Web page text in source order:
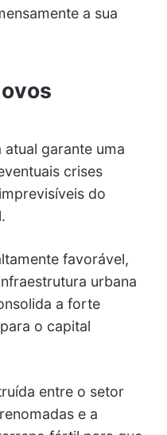
a sua
garante uma
crises
do
favorável,
urbana
a forte
o capital
entre o setor
e a